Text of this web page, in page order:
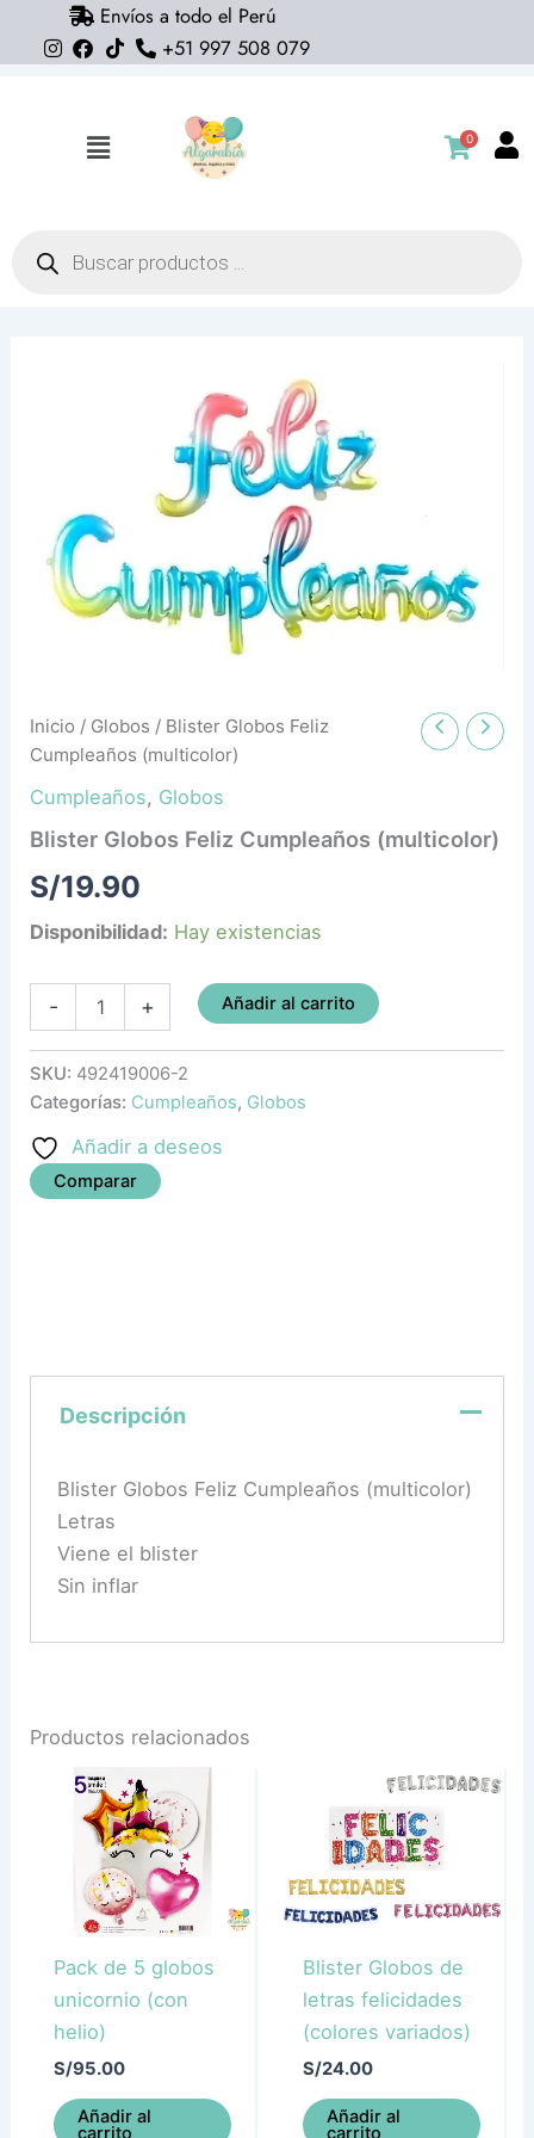
Envíos a todo el Perú
+51 997 508 079
Flyout
0
productos
Inicio / Globos / Blister Globos Feliz
Cumpleaños (multicolor)
Cumpleaños, Globos
Blister Globos Feliz Cumpleaños (multicolor)
S/19.90
Disponibilidad: Hay existencias
- + Añadir al carrito
SKU: 492419006-2
Categorías: Cumpleaños, Globos
Añadir a deseos
Comparar
Descripción
Blister Globos Feliz Cumpleaños (multicolor)
Letras
Viene el blister
Sin inflar
Productos relacionados
Pack de 5 globos
unicornio (con
helio)
S/95.00
Añadir al
carrito
Blister Globos de
letras felicidades
(colores variados)
S/24.00
Añadir al
carrito